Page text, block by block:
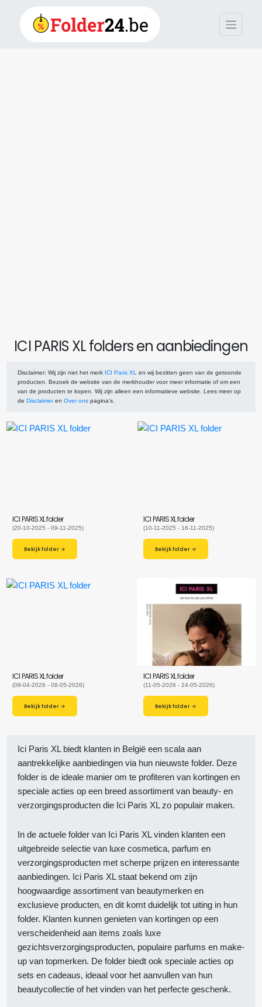
ICI PARIS XL folders en aanbiedingen
Disclaimer: Wij zijn niet het merk ICI Paris XL
en wij bezitten geen van de getoonde
producten. Bezoek de website van de merkhouder voor meer informatie of om een
van de producten te kopen. Wij zijn alleen een informatieve website. Lees meer op
de Disclaimeren Over ons pagina's.
ICI PARIS XL folder
(20-10-2025 - 09-11-2025)
Bekijk folder →
ICI PARIS XL folder
(10-11-2025 - 16-11-2025)
Bekijk folder →
ICI PARIS XL folder
(08-04-2026 - 08-05-2026)
Bekijk folder →
ICI PARIS XL folder
(11-05-2026 - 24-05-2026)
Bekijk folder →
Ici Paris XL biedt klanten in België een scala aan
aantrekkelijke aanbiedingen via hun nieuwste folder. Deze
folder is de ideale manier om te profiteren van kortingen en
speciale acties op een breed assortiment van beauty- en
verzorgingsproducten die Ici Paris XL zo populair maken.
In de actuele folder van Ici Paris XL vinden klanten een
uitgebreide selectie van luxe cosmetica, parfum en
verzorgingsproducten met scherpe prijzen en interessante
aanbiedingen. Ici Paris XL staat bekend om zijn
hoogwaardige assortiment van beautymerken en
exclusieve producten, en dit komt duidelijk tot uiting in hun
folder. Klanten kunnen genieten van kortingen op een
verscheidenheid aan items zoals luxe
gezichtsverzorgingsproducten, populaire parfums en make-
up van topmerken. De folder biedt ook speciale acties op
sets en cadeaus, ideaal voor het aanvullen van hun
beautycollectie of het vinden van het perfecte geschenk.